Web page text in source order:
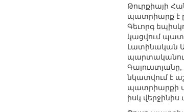
Թուրքիայի
պատրիարք է
Գեւորգ
կացվում
Լատինական
նկատվում է
պատրիարքի
իսկ